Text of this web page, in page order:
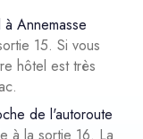
à Annemasse
15. Si vous
hôtel est très
de l'autoroute